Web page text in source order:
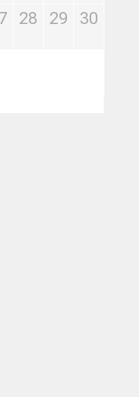
28 29 30